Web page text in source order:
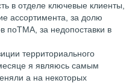
в отделе ключевые клиенты,
ассортимента, за долю
поТМА, за недопоставки в
территориального
я являюсь самым
а на некоторых